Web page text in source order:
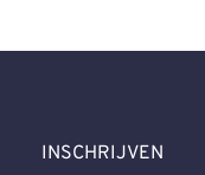
INSCHRIJVEN